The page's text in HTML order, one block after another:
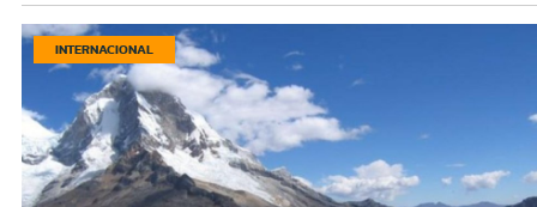
INTERNACIONAL